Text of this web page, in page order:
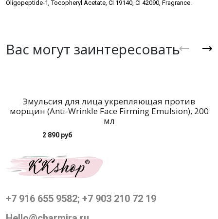
Oligopeptide-1, Tocopheryl Acetate, CI 19140, CI 42090, Fragrance.
Вас могут заинтересовать
Эмульсия для лица укрепляющая против
морщин (Anti-Wrinkle Face Firming Emulsion), 200
мл
2 890 руб
+7 916 655 9582; +7 903 210 72 19